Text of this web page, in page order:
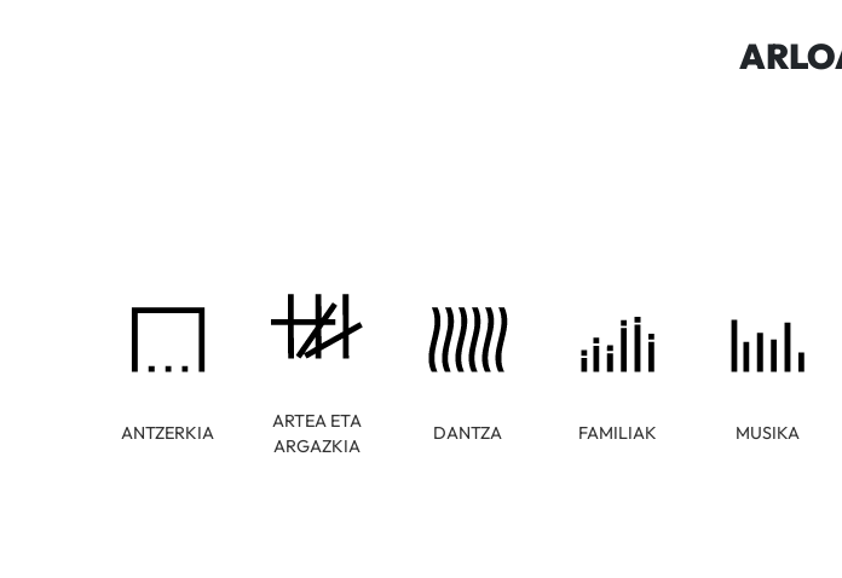
ANTZERKIA
ARTEA ETA
ARGAZKIA
DANTZA FAMILIAK MUSIKA